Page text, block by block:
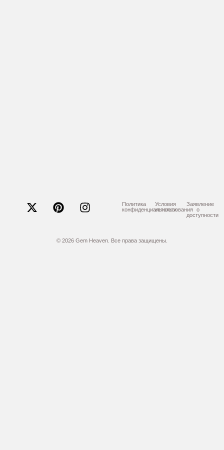
Политика
конфиденциальности
Условия
использования
Заявление
о
доступности
© 2026 Gem Heaven. Все права защищены.